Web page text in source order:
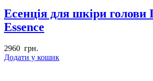
Есенція для шкіри голови
Essence
2960 грн.
Додати у кошик